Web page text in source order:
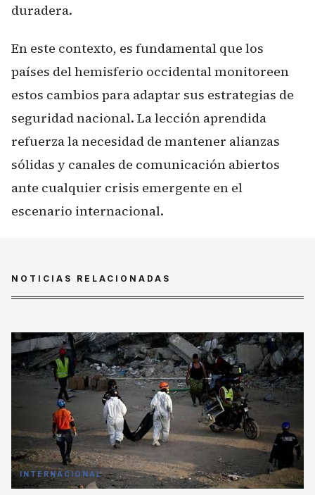
duradera.
En este contexto, es fundamental que los
países del hemisferio occidental monitoreen
estos cambios para adaptar sus estrategias de
seguridad nacional. La lección aprendida
refuerza la necesidad de mantener alianzas
sólidas y canales de comunicación abiertos
ante cualquier crisis emergente en el
escenario internacional.
NOTICIAS RELACIONADAS
INTERNACIONAL